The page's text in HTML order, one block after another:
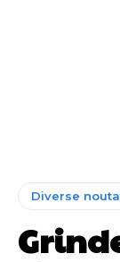
Diverse